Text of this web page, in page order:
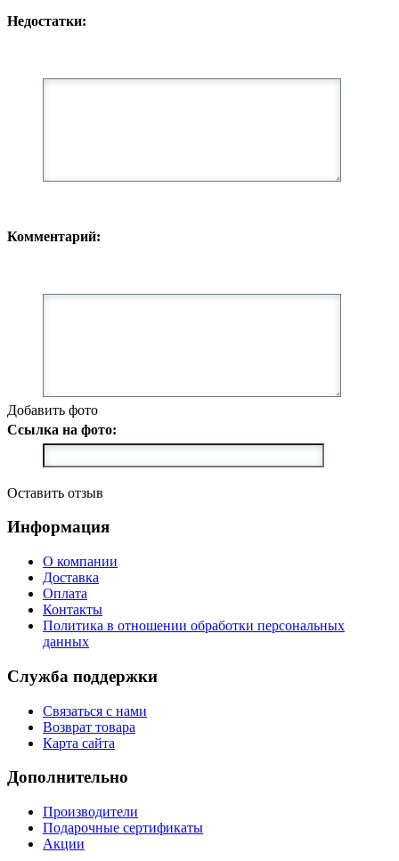
Недостатки:
Комментарий:
Добавить фото
Ссылка на фото:
Оставить отзыв
Информация
О компании
Доставка
Оплата
Контакты
Политика в отношении обработки персональных
данных
Служба поддержки
Связаться с нами
Возврат товара
Карта сайта
Дополнительно
Производители
Подарочные сертификаты
Акции